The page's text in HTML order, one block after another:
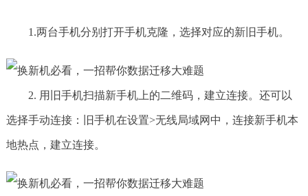
1.两台手机分别打开手机克隆，选择对应的新旧手机。
2. 用旧手机扫描新手机上的二维码，建立连接。还可以
选择手动连接：旧手机在设置>无线局域网中，连接新手机本
地热点，建立连接。